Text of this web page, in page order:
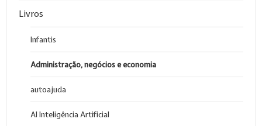
Livros
Infantis
Administração, negócios e economia
autoajuda
AI Inteligência Artificial